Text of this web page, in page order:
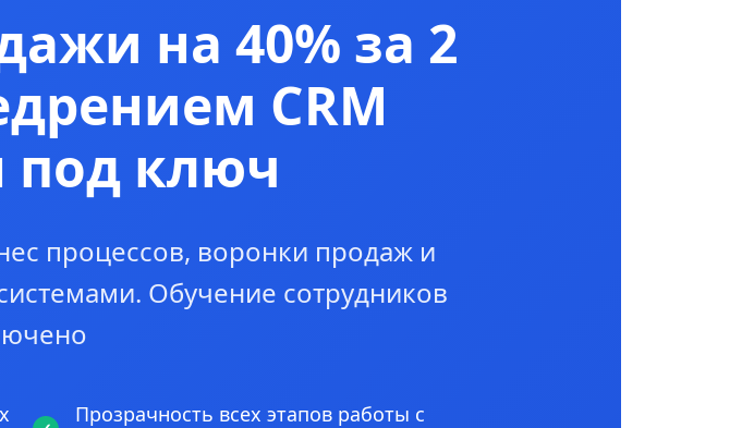
на 40% за 2
CRM
под ключ
процессов, воронки продаж и
Обучение сотрудников
Прозрачность всех этапов работы с